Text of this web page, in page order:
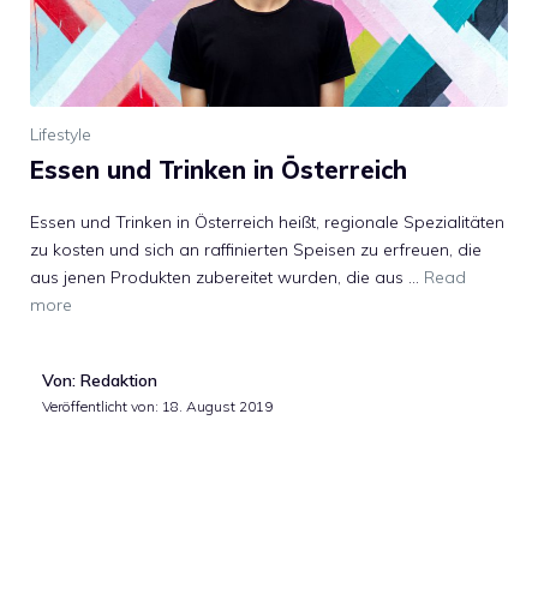
Lifestyle
Essen und Trinken in Österreich
Essen und Trinken in Österreich heißt, regionale Spezialitäten
zu kosten und sich an raffinierten Speisen zu erfreuen, die
aus jenen Produkten zubereitet wurden, die aus … Read
more
Von: Redaktion
Veröffentlicht von: 18. August 2019